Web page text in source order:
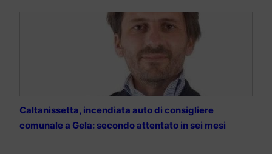
Caltanissetta, incendiata auto di consigliere
comunale a Gela: secondo attentato in sei mesi